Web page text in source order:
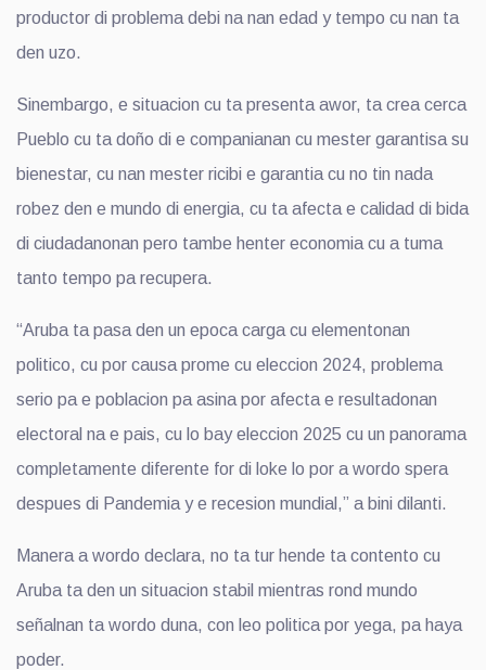
productor di problema debi na nan edad y tempo cu nan ta
den uzo.
Sinembargo, e situacion cu ta presenta awor, ta crea cerca
Pueblo cu ta doño di e companianan cu mester garantisa su
bienestar, cu nan mester ricibi e garantia cu no tin nada
robez den e mundo di energia, cu ta afecta e calidad di bida
di ciudadanonan pero tambe henter economia cu a tuma
tanto tempo pa recupera.
“Aruba ta pasa den un epoca carga cu elementonan
politico, cu por causa prome cu eleccion 2024, problema
serio pa e poblacion pa asina por afecta e resultadonan
electoral na e pais, cu lo bay eleccion 2025 cu un panorama
completamente diferente for di loke lo por a wordo spera
despues di Pandemia y e recesion mundial,” a bini dilanti.
Manera a wordo declara, no ta tur hende ta contento cu
Aruba ta den un situacion stabil mientras rond mundo
señalnan ta wordo duna, con leo politica por yega, pa haya
poder.